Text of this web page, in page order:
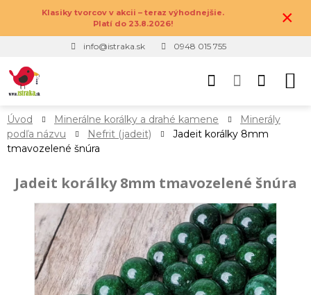
Klasiky tvorcov v akcii – teraz výhodnejšie.
Platí do 23.8.2026!
×
info@istraka.sk 0948 015 755
Úvod Minerálne korálky a drahé kamene
Minerály
podľa názvu
Nefrit (jadeit)
Jadeit korálky 8mm
tmavozelené šnúra
Jadeit korálky 8mm tmavozelené šnúra